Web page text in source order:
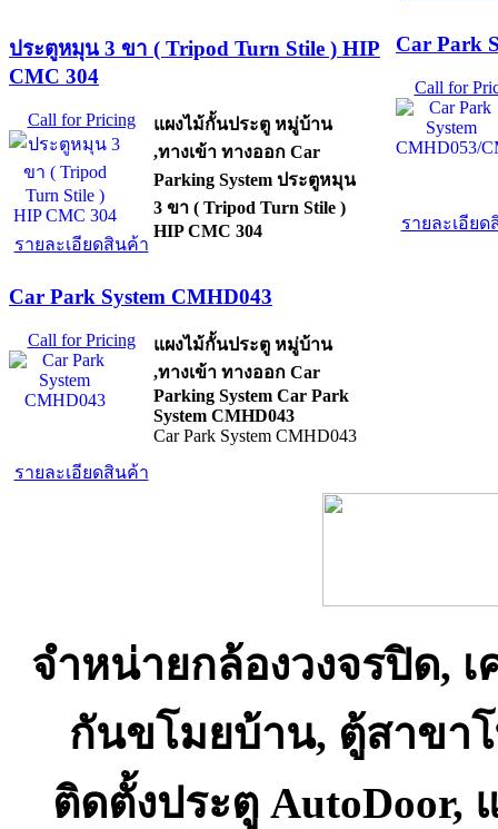
ประตูหมุน 3 ขา ( Tripod Turn Stile ) HIP
CMC 304
Call for Pricing
รายละเอียดสินค้า
แผงไม้กั้นประตู หมู่บ้าน
,ทางเข้า ทางออก Car
Parking System ประตูหมุน
3 ขา ( Tripod Turn Stile )
HIP CMC 304
Car Park
Call for
รายละเอีย
Car Park System CMHD043
Call for Pricing
รายละเอียดสินค้า
แผงไม้กั้นประตู หมู่บ้าน
,ทางเข้า ทางออก Car
Parking System Car Park
System CMHD043
Car Park System CMHD043
จำหน่ายกล้องวงจรปิด,
กันขโมยบ้าน, ตู้สาขา
ติดตั้งประตู AutoDoor,